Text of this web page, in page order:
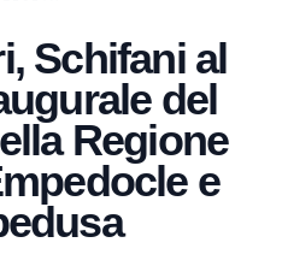
Schifani al
del
Regione
e